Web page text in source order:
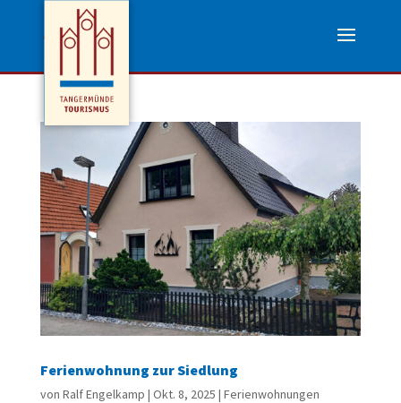
Ferienwohnung zur Siedlung
von Ralf Engelkamp | Okt. 8, 2025 | Ferienwohnungen